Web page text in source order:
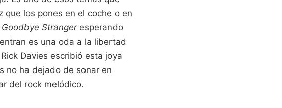
que los pones en el coche o en
Strangeresperando
es una oda a la libertad
Davies escribió esta joya
no ha dejado de sonar en
del rock melódico.